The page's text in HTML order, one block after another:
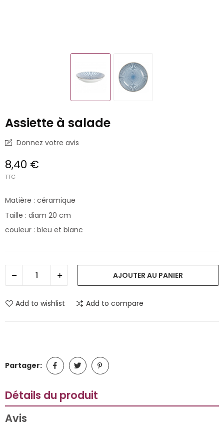
Assiette à salade
Donnez votre avis
8,40 €
TTC
Matière : céramique
Taille : diam 20 cm
couleur : bleu et blanc
AJOUTER AU PANIER
Add to wishlist Add to compare
Partager:
Détails du produit
Avis